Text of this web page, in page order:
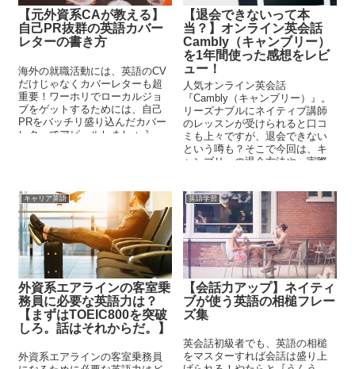
【元外資系CAが教える】
自己PR抜群の英語カバー
レターの書き方
海外の就職活動には、英語のCV
だけじゃなくカバーレターも超
重要！ワーホリでローカルジョ
ブをゲットするためには、自己
PRをバッチリ盛り込んだカバー
レターでアピールしましょう。
【退会できないって本
当？】オンライン英会話
Cambly（キャンブリー）
を1年間使った感想をレビ
ュー！
人気オンライン英会話
『Cambly（キャンブリー）』。
リーズナブルにネイティブ講師
のレッスンが受けられると口コ
ミも上々ですが、退会できない
という噂も？そこで今回は、キ
ャンブリーの退会方法や、実際
キャリア英語
外資系エアラインの客室乗
務員に必要な英語力は？
【まずはTOEIC800を突破
しろ。話はそれからだ。】
外資系エアラインの客室乗務員
英語学習
【会話力アップ】ネイティ
ブが使う英語の相槌フレー
ズ集
英会話初級者でも、英語の相槌
をマスターすれば会話は盛り上